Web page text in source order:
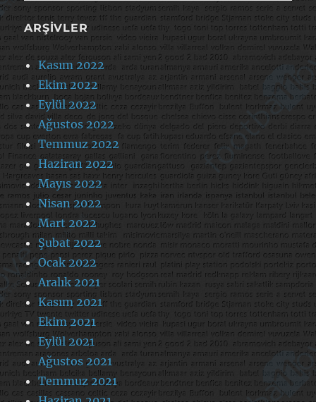
ARŞIVLER
Kasım 2022
Ekim 2022
Eylül 2022
Ağustos 2022
Temmuz 2022
Haziran 2022
Mayıs 2022
Nisan 2022
Mart 2022
Şubat 2022
Ocak 2022
Aralık 2021
Kasım 2021
Ekim 2021
Eylül 2021
Ağustos 2021
Temmuz 2021